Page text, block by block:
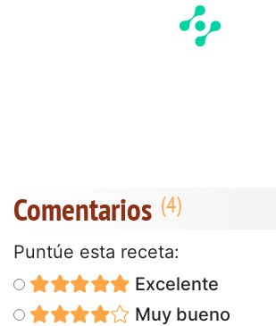
Comentarios
Puntúe esta receta:
Excelente
Muy bueno